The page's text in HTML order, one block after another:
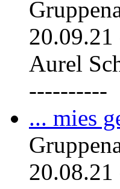
20.09.21
Aurel
----------
... mies
20.08.21